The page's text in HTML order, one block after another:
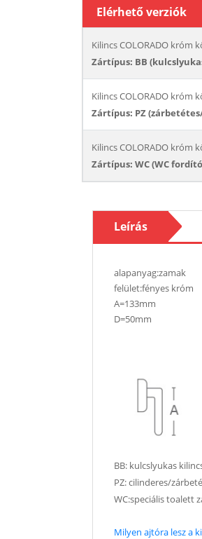
Elérhető verziók
Kilincs COLORADO króm
Zártípus: BB
Kilincs COLORADO króm
Zártípus: PZ
Kilincs COLORADO króm
Zártípus: WC (WC
Leírás
alapanyag:zamak
felület:fényes króm
A=133mm
D=50mm
BB: kulcslyukas
PZ: cilinderes/
WC:speciális toalett
Milyen ajtóra lesz a